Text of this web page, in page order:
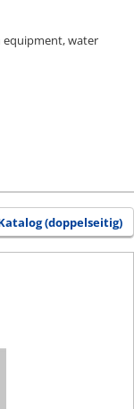
equipment, water
(doppelseitig)